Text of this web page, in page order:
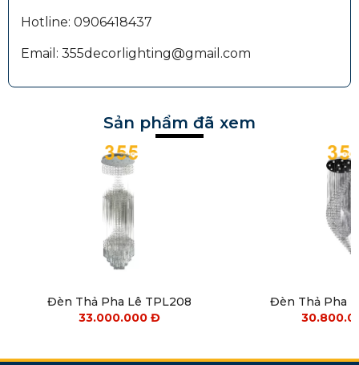
Hotline: 0906418437
Email: 355decorlighting@gmail.com
Sản phẩm đã xem
Đèn Thả Pha Lê TPL208
33.000.000Đ
Đèn Thả Pha